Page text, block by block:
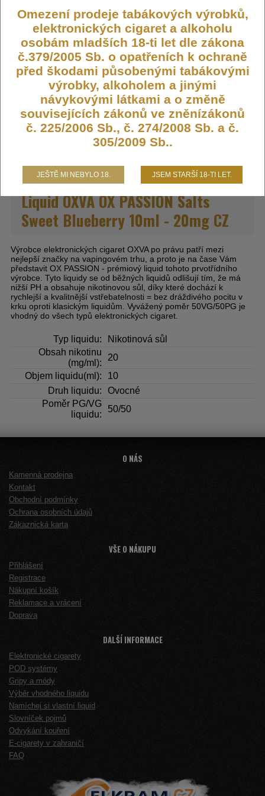
Výrobce:
Oxva
LIQ-OXVA-SWBLUE-20
Dostupnost: Skladem
Počet ks:
1292 ks
245,- KČ
DO KOŠÍKU
Liquid OXVA OX PASSION Salts
Sweet Blueberry 10ml - 20mg CZ
Výrobce elektronických cigaret OXVA po právu patří mezi
nejlepší značky na vapingovém trhu, a proto je na čase Vám
představit OX PASSION - prémiový liquid tohoto prvotřídního
výrobce. Tyto liquidy se od běžných liquidů odlišují tím, že má
nižší PH a obsahuje nikotinovou sůl, díky které dochází k
rychlejší a kvalitnější vstřebatelnosti = bez dráždivého pocitu v
krku oproti klasickým liquidům. Vyvážený poměr 50VG/50PG je
vhodný do všech typů elektronických cigaret.
Typ liquidu:
Nikotinová sůl
Obsah nikotinu
(mg/ml):
20
Objem liquidu(ml):
10
Druh liquidu:
Ovocné
Poměr PG/VG
liquidu:
50/50
O NÁS
Kamenná prodejna
Kontakt
Obchodní podmínky
Ochrana osobních údajů
Zákaznická karta
VŠE O NÁKUPU
Přihlášení
Registrace
Nákupní košík
Reklamace a vrácení
Doprava
DALŠÍ INFORMACE
Elektronické cigarety
POD systémy
Gripy a módy
Výběr vhodného liquidu
Namíchej si vlastní liquid
Slovníček pojmů
Odvykání kouření
E-cigarety v zahraničí
FAQ
Omezení prodeje tabákových výrobků,
elektronických cigaret a alkoholu
osobám mladších 18-ti let dle zákona
č.379/2005 Sb. o opatřeních k ochraně
před škodami působenými tabákovými
výrobky, alkoholem a jinými
návykovými látkami a o změně
souvisejících zákonů ve zněnízákonů
č. 225/2006 Sb., č. 274/2008 Sb. a č.
305/2009 Sb..
JEŠTĚ MI NEBYLO 18. JSEM STARŠÍ 18-TI LET.